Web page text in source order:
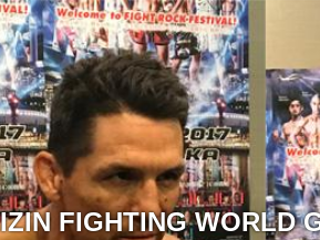
FIGHTING WORLD